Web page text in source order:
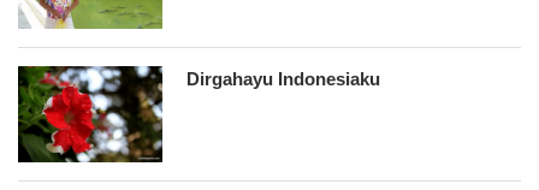
Dirgahayu Indonesiaku